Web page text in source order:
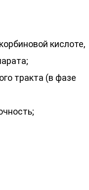
кислоте,
тракта (в фазе